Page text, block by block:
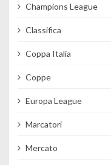
Champions League
Classifica
Coppa Italia
Coppe
Europa League
Marcatori
Mercato